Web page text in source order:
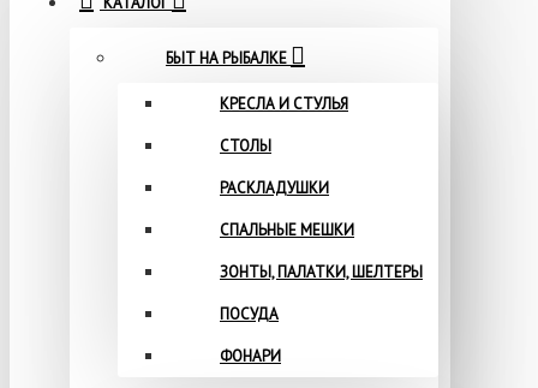
БЫТ НА РЫБАЛКЕ
КРЕСЛА И СТУЛЬЯ
СТОЛЫ
РАСКЛАДУШКИ
СПАЛЬНЫЕ МЕШКИ
ЗОНТЫ, ПАЛАТКИ, ШЕЛТЕРЫ
ПОСУДА
ФОНАРИ